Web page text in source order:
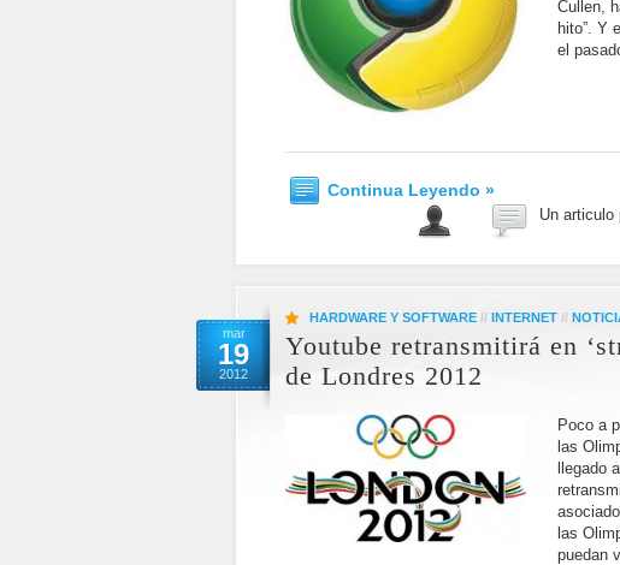
Cullen,
hito”. Y
el
Continua Leyendo »
Un articulo
mar
19
2012
HARDWARE Y SOFTWARE // INTERNET //
Youtube retransmitirá en
de Londres 2012
Poco a
las
llegado
las
puedan